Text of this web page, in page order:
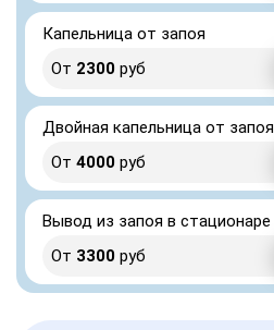
Капельница от запоя
От 2300 руб
Двойная капельница от запоя
От 4000 руб
Вывод из запоя в стационаре
От 3300 руб